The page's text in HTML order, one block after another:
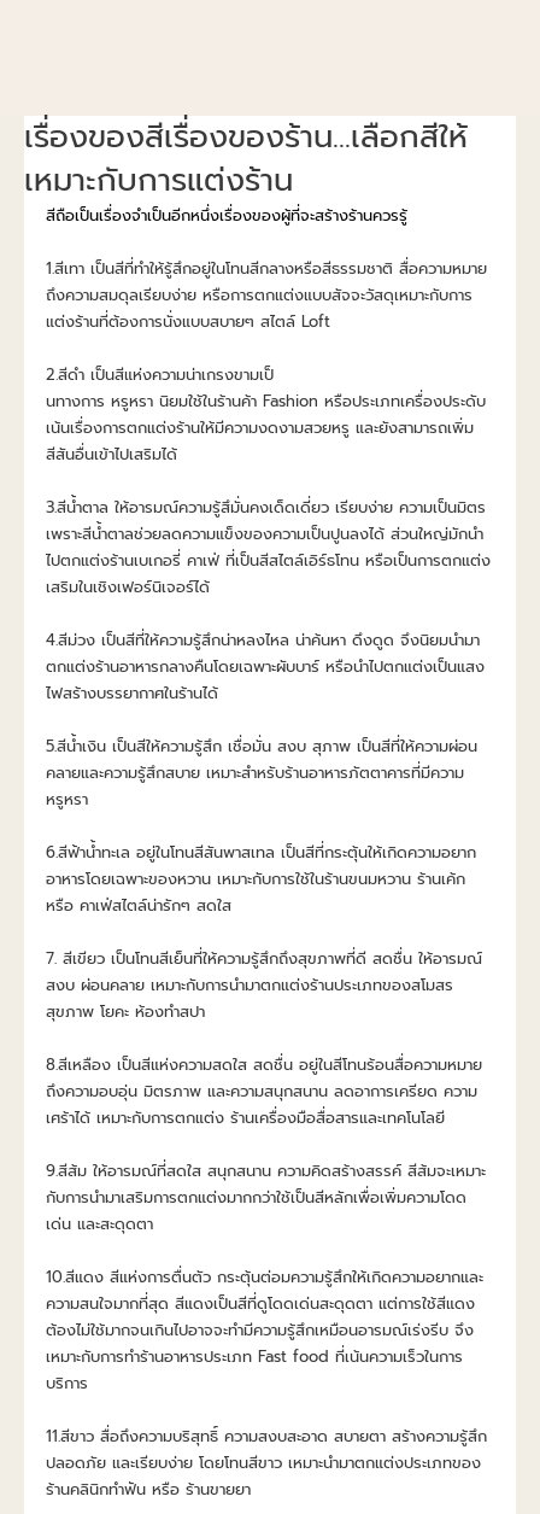
เรื่องของสีเรื่องของร้าน...เลือกสีให้
เหมาะกับการแต่งร้าน
สีถือเป็นเรื่องจำเป็นอีกหนึ่งเรื่องของผู้ที่จะสร้างร้านควรรู้
1.สีเทา เป็นสีที่ทำให้รู้สึกอยู่ในโทนสีกลางหรือสีธรรมชาติ สื่อความหมาย
ถึงความสมดุลเรียบง่าย หรือการตกแต่งแบบสัจจะวัสดุเหมาะกับการ
แต่งร้านที่ต้องการนั่งแบบสบายๆ สไตล์ Loft
2.สีดำ เป็นสีแห่งความน่าเกรงขามเป็
นทางการ หรูหรา นิยมใช้ในร้านค้า Fashion หรือประเภทเครื่องประดับ
เน้นเรื่องการตกแต่งร้านให้มีความงดงามสวยหรู และยังสามารถเพิ่ม
สีสันอื่นเข้าไปเสริมได้
3.สีน้ำตาล ให้อารมณ์ความรู้สึมั่นคงเด็ดเดี่ยว เรียบง่าย ความเป็นมิตร
เพราะสีน้ำตาลช่วยลดความแข็งของความเป็นปูนลงได้ ส่วนใหญ่มักนำ
ไปตกแต่งร้านเบเกอรี่ คาเฟ่ ที่เป็นสีสไตล์เอิร์ธโทน หรือเป็นการตกแต่ง
เสริมในเชิงเฟอร์นิเจอร์ได้
4.สีม่วง เป็นสีที่ให้ความรู้สึกน่าหลงไหล น่าค้นหา ดึงดูด จึงนิยมนำมา
ตกแต่งร้านอาหารกลางคืนโดยเฉพาะผับบาร์ หรือนำไปตกแต่งเป็นแสง
ไฟสร้างบรรยากาศในร้านได้
5.สีน้ำเงิน เป็นสีให้ความรู้สึก เชื่อมั่น สงบ สุภาพ เป็นสีที่ให้ความผ่อน
คลายและความรู้สึกสบาย เหมาะสำหรับร้านอาหารภัตตาคารที่มีความ
หรูหรา
6.สีฟ้าน้ำทะเล อยู่ในโทนสีสันพาสเทล เป็นสีที่กระตุ้นให้เกิดความอยาก
อาหารโดยเฉพาะของหวาน เหมาะกับการใช้ในร้านขนมหวาน ร้านเค้ก
หรือ คาเฟ่สไตล์น่ารักๆ สดใส
7. สีเขียว เป็นโทนสีเย็นที่ให้ความรู้สึกถึงสุขภาพที่ดี สดชื่น ให้อารมณ์
สงบ ผ่อนคลาย เหมาะกับการนำมาตกแต่งร้านประเภทของสโมสร
สุขภาพ โยคะ ห้องทำสปา
8.สีเหลือง เป็นสีแห่งความสดใส สดชื่น อยู่ในสีโทนร้อนสื่อความหมาย
ถึงความอบอุ่น มิตรภาพ และความสนุกสนาน ลดอาการเครียด ความ
เศร้าได้ เหมาะกับการตกแต่ง ร้านเครื่องมือสื่อสารและเทคโนโลยี
9.สีส้ม ให้อารมณ์ที่สดใส สนุกสนาน ความคิดสร้างสรรค์ สีส้มจะเหมาะ
กับการนำมาเสริมการตกแต่งมากกว่าใช้เป็นสีหลักเพื่อเพิ่มความโดด
เด่น และสะดุดตา
10.สีแดง สีแห่งการตื่นตัว กระตุ้นต่อมความรู้สึกให้เกิดความอยากและ
ความสนใจมากที่สุด สีแดงเป็นสีที่ดูโดดเด่นสะดุดตา แต่การใช้สีแดง
ต้องไม่ใช้มากจนเกินไปอาจจะทำมีความรู้สึกเหมือนอารมณ์เร่งรีบ จึง
เหมาะกับการทำร้านอาหารประเภท Fast food ที่เน้นความเร็วในการ
บริการ
11.สีขาว สื่อถึงความบริสุทธิ์ ความสงบสะอาด สบายตา สร้างความรู้สึก
ปลอดภัย และเรียบง่าย โดยโทนสีขาว เหมาะนำมาตกแต่งประเภทของ
ร้านคลินิกทำฟัน หรือ ร้านขายยา